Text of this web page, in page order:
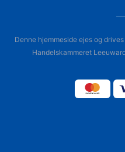
Denne hjemmeside ejes og
Handelskammeret